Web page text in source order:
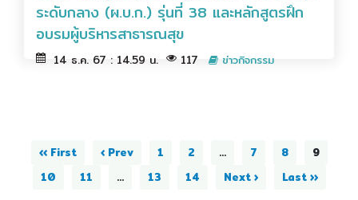
ระดับกลาง (ผ.บ.ก.) รุ่นที่ 38 และหลักสูตรฝึก
อบรมผู้บริหารสาธารณสุข
14 ธ.ค. 67 : 14.59 น. 117 ข่าวกิจกรรม
‹‹ First ‹ Prev 1 2 ... 7 8
9
10
11 ... 13 14 Next › Last ››